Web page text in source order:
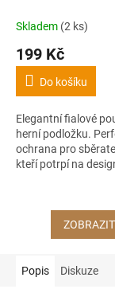
Skladem (2 ks)
199 Kč
Do košíku
Elegantní fialové
herní podložku.
ochrana pro
kteří potrpí na
Popis Diskuze